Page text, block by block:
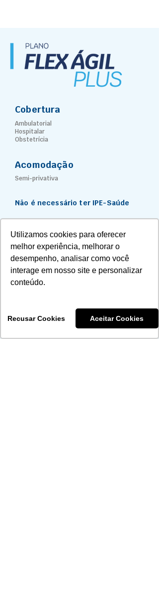
Utilizamos cookies para oferecer
melhor experiência, melhorar o
desempenho, analisar como você
interage em nosso site e personalizar
conteúdo.
Recusar Cookies Aceitar Cookies
Cobertura
Ambulatorial
Hospitalar
Obstetrícia
Acomodação
Semi-privativa
Não é necessário ter IPE-Saúde
Rede Referenciada
Hospital Moinhos de Vento
Hospital Mãe de Deus
Hospital Divina Providência
Instituto de Cardiologia
Hospital Ernesto Dornelles
Hospital de Clínicas de Porto Alegre